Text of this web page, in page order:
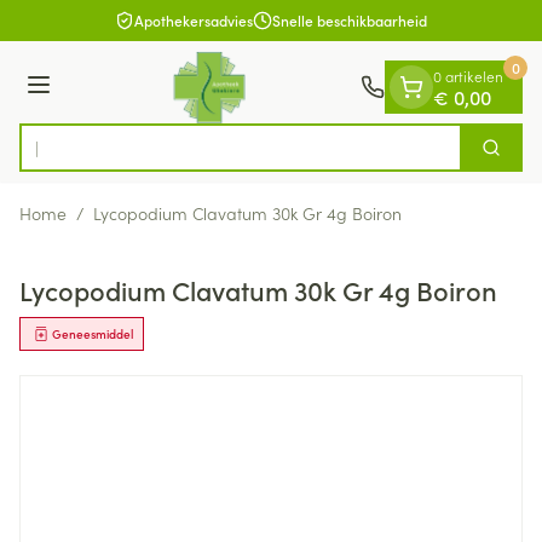
Ga naar de inhoudApothekersadvies Snelle beschikbaarheid
Menu
Product, merk, categorie... Zoek
0 artikelen
€ 0,00
0
Home / Lycopodium Clavatum 30k Gr 4g Boiron
Lycopodium Clavatum 30k Gr 4g Boiron
Geneesmiddel